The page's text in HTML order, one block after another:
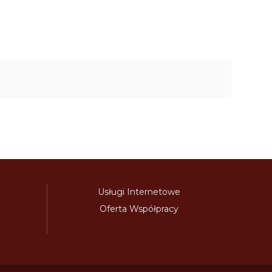
Usługi Internetowe
Oferta Współpracy